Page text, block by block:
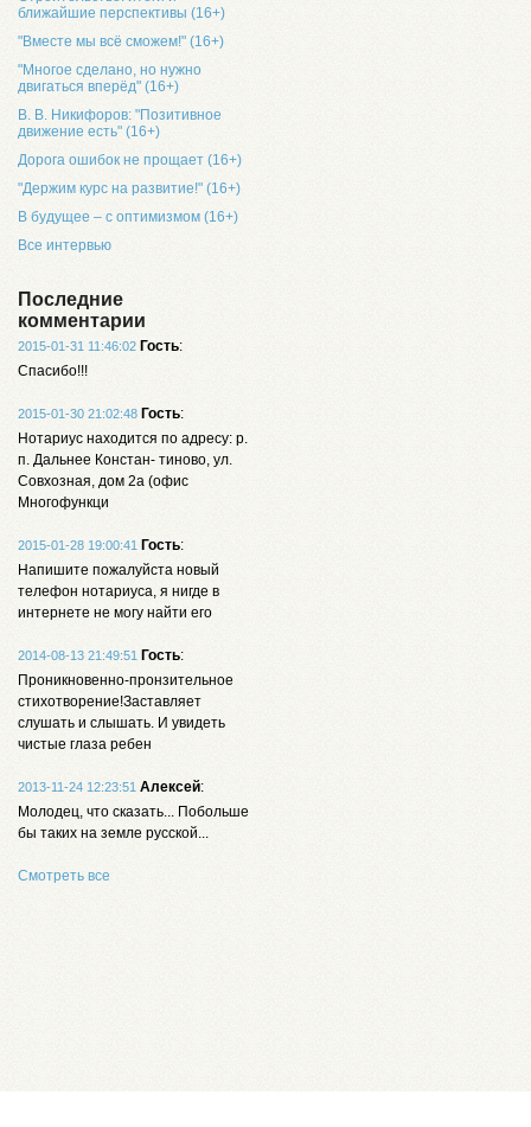
ближайшие перспективы (16+)
"Вместе мы всё сможем!" (16+)
"Многое сделано, но нужно
двигаться вперёд" (16+)
В. В. Никифоров: "Позитивное
движение есть" (16+)
Дорога ошибок не прощает (16+)
"Держим курс на развитие!" (16+)
В будущее – с оптимизмом (16+)
Все интервью
Последние
комментарии
2015-01-31 11:46:02 Гость:
Спасибо!!!
2015-01-30 21:02:48 Гость:
Нотариус находится по адресу: р.
п. Дальнее Констан- тиново, ул.
Совхозная, дом 2а (офис
Многофункци
2015-01-28 19:00:41 Гость:
Напишите пожалуйста новый
телефон нотариуса, я нигде в
интернете не могу найти его
2014-08-13 21:49:51 Гость:
Проникновенно-пронзительное
стихотворение!Заставляет
слушать и слышать. И увидеть
чистые глаза ребен
2013-11-24 12:23:51 Алексей:
Молодец, что сказать... Побольше
бы таких на земле русской...
Смотреть все